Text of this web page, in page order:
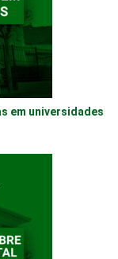
em universidades